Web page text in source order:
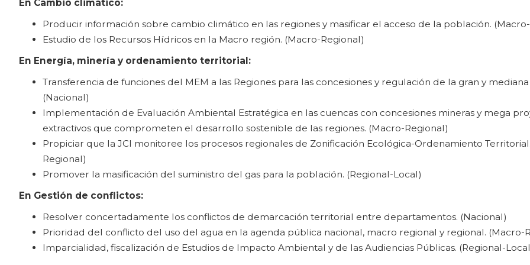
En Cambio climático:
Producir información sobre cambio climático en las regiones y masificar el acceso de la población.
Estudio de los Recursos Hídricos en la Macro región. (Macro-Regional)
En Energía, minería y ordenamiento territorial:
Transferencia de funciones del MEM a las Regiones para las concesiones y regulación de la gran y
(Nacional)
Implementación de Evaluación Ambiental Estratégica en las cuencas con concesiones mineras y mega
extractivos que comprometen el desarrollo sostenible de las regiones. (Macro-Regional)
Propiciar que la JCI monitoree los procesos regionales de Zonificación Ecológica-Ordenamiento
Regional)
Promover la masificación del suministro del gas para la población. (Regional-Local)
En Gestión de conflictos:
Resolver concertadamente los conflictos de demarcación territorial entre departamentos. (Nacional)
Prioridad del conflicto del uso del agua en la agenda pública nacional, macro regional y regional. (Macro-
Imparcialidad, fiscalización de Estudios de Impacto Ambiental y de las Audiencias Públicas. (Regional-